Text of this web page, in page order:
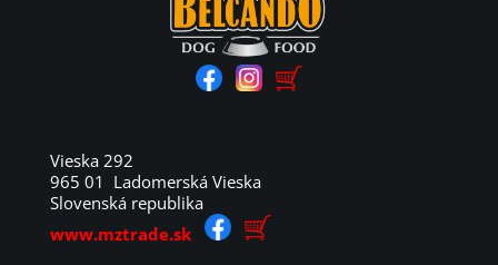
Vieska 292
965 01 Ladomerská Vieska
Slovenská republika
www.mztrade.sk